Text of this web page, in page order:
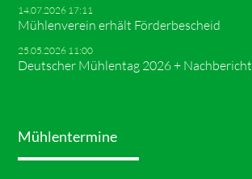
14.07.2026 17:11
Mühlenverein erhält Förderbescheid
25.05.2026 11:00
Deutscher Mühlentag 2026 + Nachbericht
Mühlentermine